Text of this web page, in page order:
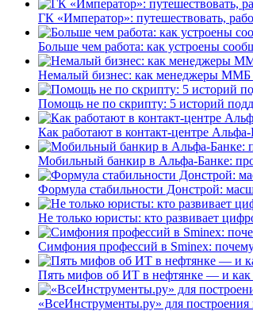
ГК «Император»: путешествовать,
Больше чем работа: как устроены
Немалый бизнес: как менеджеры ММБ
Помощь не по скрипту: 5 историй
Как работают в контакт-центре
Мобильный банкир в Альфа-Банке:
Формула стабильности Донстрой:
Не только юристы: кто развивает
Симфония профессий в Sminex: почему
Пять мифов об ИТ в нефтянке — и как
«ВсеИнструменты.ру» для построения